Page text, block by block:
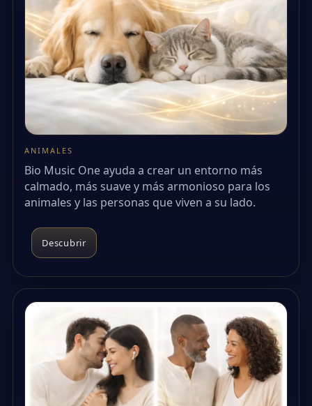
ANIMALES
Bio Music One ayuda a crear un entorno más
calmado, más suave y más armonioso para los
animales y las personas que viven a su lado.
Descubrir